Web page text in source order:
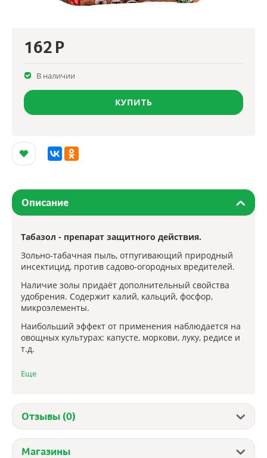
162 Р
В наличии
КУПИТЬ
Описание
Табазол - препарат защитного действия.
Зольно-табачная пыль, отпугивающий природный
инсектицид, против садово-огородных вредителей.
Наличие золы придаёт дополнительный свойства
удобрения. Содержит калий, кальций, фосфор,
микроэлементы.
Наибольший эффект от применения наблюдается на
овощных культурах: капусте, моркови, луку, редисе и
т.д.
внесения в почву в сухом и жидком виде.
Опыление.
погоду.
Еще
Отзывы (0)
Магазины